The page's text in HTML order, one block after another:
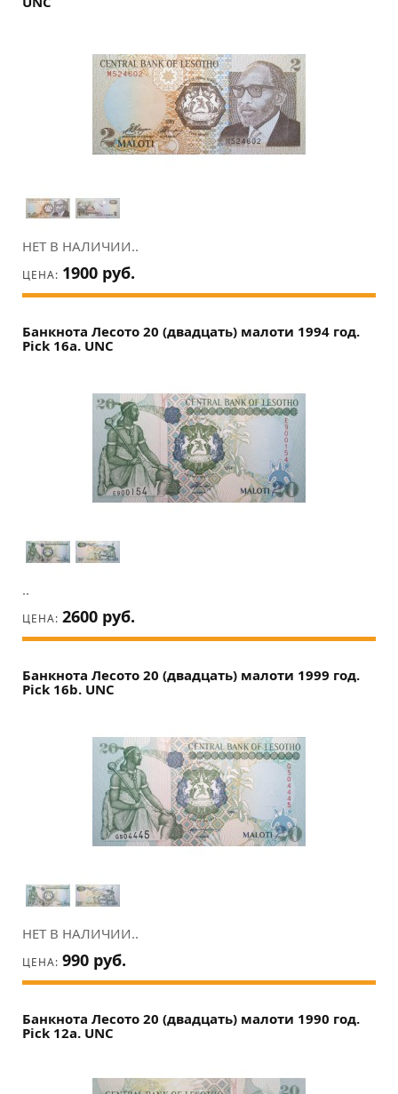
НЕТ В НАЛИЧИИ..
ЦЕНА: 1900 руб.
Банкнота Лесото 20 (двадцать) малоти 1994 год.
Pick 16a. UNC
..
ЦЕНА: 2600 руб.
Банкнота Лесото 20 (двадцать) малоти 1999 год.
Pick 16b. UNC
НЕТ В НАЛИЧИИ..
ЦЕНА: 990 руб.
Банкнота Лесото 20 (двадцать) малоти 1990 год.
Pick 12a. UNC